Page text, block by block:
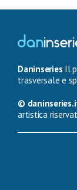
Daninseries Il
trasversale e
©
artistica